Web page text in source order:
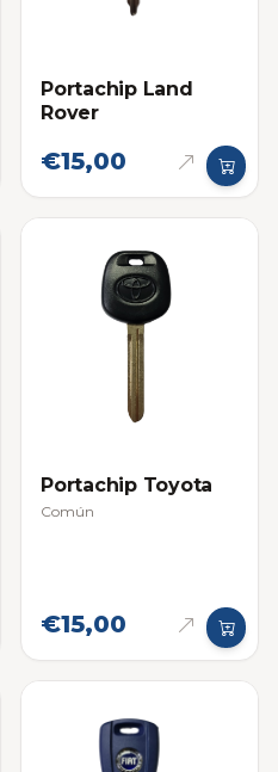
Portachip Land
Rover
€15,00
Portachip Toyota
Común
€15,00